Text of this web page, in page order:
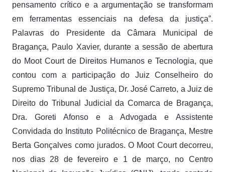
pensamento crítico e a argumentação se transformam
em ferramentas essenciais na defesa da justiça”.
Palavras do Presidente da Câmara Municipal de
Bragança, Paulo Xavier, durante a sessão de abertura
do Moot Court de Direitos Humanos e Tecnologia, que
contou com a participação do Juiz Conselheiro do
Supremo Tribunal de Justiça, Dr. José Carreto, a Juiz de
Direito do Tribunal Judicial da Comarca de Bragança,
Dra. Goreti Afonso e a Advogada e Assistente
Convidada do Instituto Politécnico de Bragança, Mestre
Berta Gonçalves como jurados. O Moot Court decorreu,
nos dias 28 de fevereiro e 1 de março, no Centro